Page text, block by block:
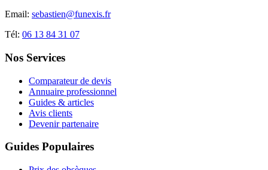
Email: sebastien@funexis.fr
Tél: 06 13 84 31 07
Nos Services
Comparateur de devis
Annuaire professionnel
Guides & articles
Avis clients
Devenir partenaire
Guides Populaires